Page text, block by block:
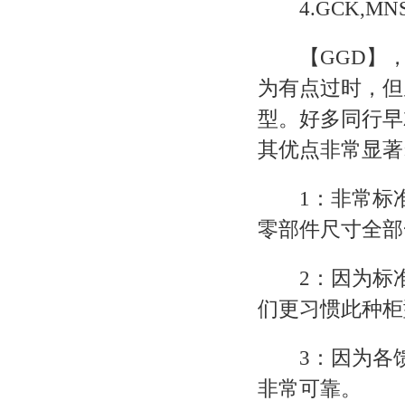
4.GCK,MNS
【GGD】，
为有点过时，
型。好多同行
其优点非常显
1：非常标准
零部件尺寸全
2：因为标准
们更习惯此种
3：因为各馈
非常可靠。